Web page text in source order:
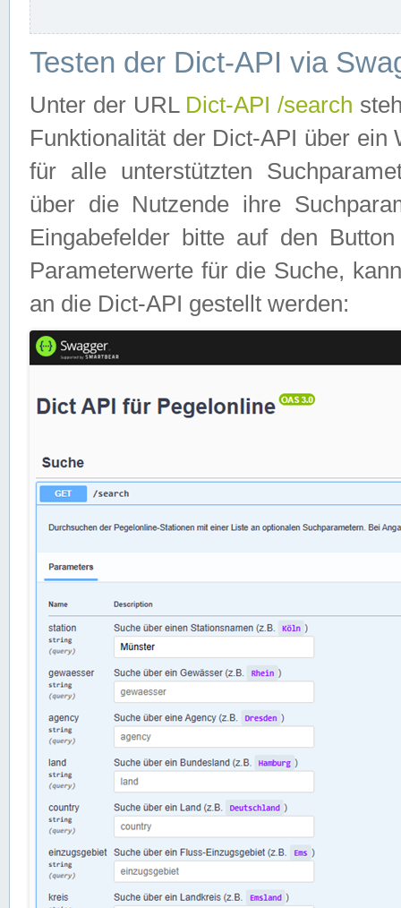
Testen der Dict-API via
Unter der URL Dict-API /search
Funktionalität der Dict-API über
für alle unterstützten
über die Nutzende ihre
Eingabefelder bitte auf den
Parameterwerte für die Suche,
an die Dict-API gestellt werden: